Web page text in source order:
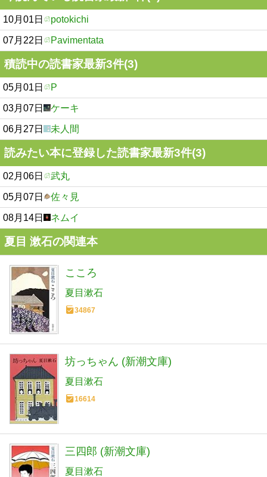
10月01日 potokichi
07月22日 Pavimentata
積読中の読書家最新3件(3)
05月01日 P
03月07日 ケーキ
06月27日 未人間
読みたい本に登録した読書家最新3件(3)
02月06日 武丸
05月07日 佐々見
08月14日 ネムイ
夏目 漱石の関連本
こころ
夏目漱石
34867
坊っちゃん (新潮文庫)
夏目漱石
16614
三四郎 (新潮文庫)
夏目漱石